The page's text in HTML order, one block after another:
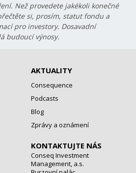
Než provedete jakékoli konečné
si, prosím, statut fondu a
pro investory. Dosavadní
budoucí výnosy.
AKTUALITY
Consequence
Podcasts
Blog
Zprávy a oznámení
KONTAKTUJTE NÁS
Conseq Investment
Management, a.s.